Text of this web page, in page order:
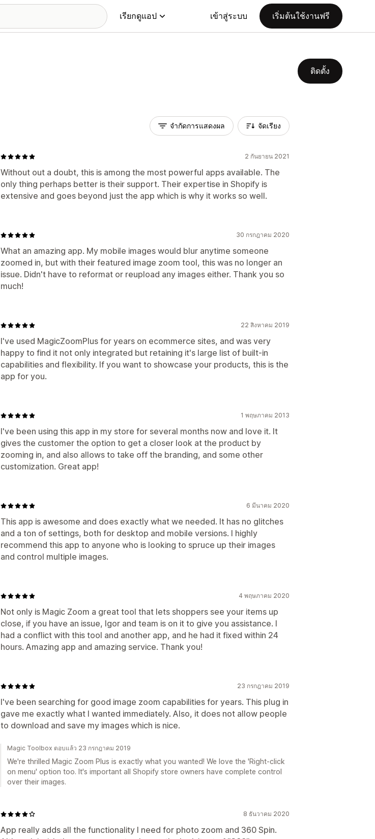
เรียกดูแอป เข้าสู่ระบบ เริ่มต้นใช้งานฟรี
ติดตั้ง
จำกัดการแสดงผล จัดเรียง
2 กันยายน 2021
Without out a doubt, this is among the most powerful apps available. The
only thing perhaps better is their support. Their expertise in Shopify is
extensive and goes beyond just the app which is why it works so well.
30 กรกฎาคม 2020
What an amazing app. My mobile images would blur anytime someone
zoomed in, but with their featured image zoom tool, this was no longer an
issue. Didn't have to reformat or reupload any images either. Thank you so
much!
22 สิงหาคม 2019
I've used MagicZoomPlus for years on ecommerce sites, and was very
happy to find it not only integrated but retaining it's large list of built-in
capabilities and flexibility. If you want to showcase your products, this is the
app for you.
1 พฤษภาคม 2013
I've been using this app in my store for several months now and love it. It
gives the customer the option to get a closer look at the product by
zooming in, and also allows to take off the branding, and some other
customization. Great app!
6 มีนาคม 2020
This app is awesome and does exactly what we needed. It has no glitches
and a ton of settings, both for desktop and mobile versions. I highly
recommend this app to anyone who is looking to spruce up their images
and control multiple images.
4 พฤษภาคม 2020
Not only is Magic Zoom a great tool that lets shoppers see your items up
close, if you have an issue, Igor and team is on it to give you assistance. I
had a conflict with this tool and another app, and he had it fixed within 24
hours. Amazing app and amazing service. Thank you!
23 กรกฎาคม 2019
I've been searching for good image zoom capabilities for years. This plug in
gave me exactly what I wanted immediately. Also, it does not allow people
to download and save my images which is nice.
Magic Toolbox ตอบแล้ว 23 กรกฎาคม 2019
We're thrilled Magic Zoom Plus is exactly what you wanted! We love the 'Right-click
on menu' option too. It's important all Shopify store owners have complete control
over their images.
8 ธันวาคม 2020
App really adds all the functionality I need for photo zoom and 360 Spin.